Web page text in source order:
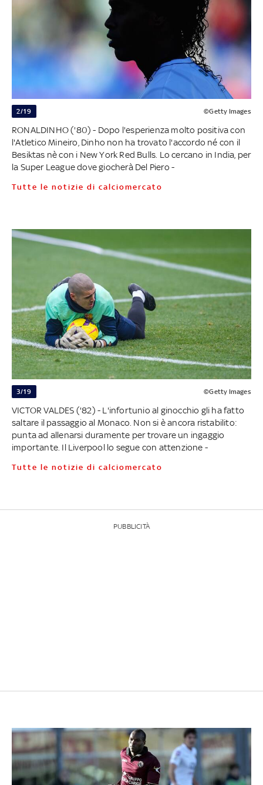
2/19 ©Getty Images
RONALDINHO ('80) - Dopo l'esperienza molto positiva con
l'Atletico Mineiro, Dinho non ha trovato l'accordo né con il
Besiktas nè con i New York Red Bulls. Lo cercano in India, per
la Super League dove giocherà Del Piero -
Tutte le notizie di calciomercato
3/19 ©Getty Images
VICTOR VALDES ('82) - L'infortunio al ginocchio gli ha fatto
saltare il passaggio al Monaco. Non si è ancora ristabilito:
punta ad allenarsi duramente per trovare un ingaggio
importante. Il Liverpool lo segue con attenzione -
Tutte le notizie di calciomercato
PUBBLICITÀ